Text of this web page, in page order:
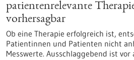
patientenrelevante
vorhersagbar
Ob eine Therapie erfolgreich ist,
Patientinnen und Patienten nicht
Messwerte. Ausschlaggebend ist